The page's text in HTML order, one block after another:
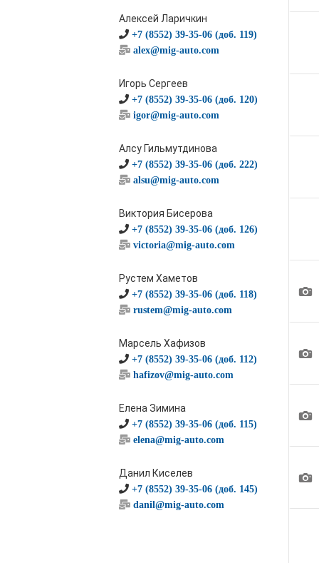
Алексей Ларичкин
+7 (8552) 39-35-06 (доб. 119)
alex@mig-auto.com
Игорь Сергеев
+7 (8552) 39-35-06 (доб. 120)
igor@mig-auto.com
Алсу Гильмутдинова
+7 (8552) 39-35-06 (доб. 222)
alsu@mig-auto.com
Виктория Бисерова
+7 (8552) 39-35-06 (доб. 126)
victoria@mig-auto.com
Рустем Хаметов
+7 (8552) 39-35-06 (доб. 118)
rustem@mig-auto.com
Марсель Хафизов
+7 (8552) 39-35-06 (доб. 112)
hafizov@mig-auto.com
Елена Зимина
+7 (8552) 39-35-06 (доб. 115)
elena@mig-auto.com
Данил Киселев
+7 (8552) 39-35-06 (доб. 145)
danil@mig-auto.com
1
1
1
1